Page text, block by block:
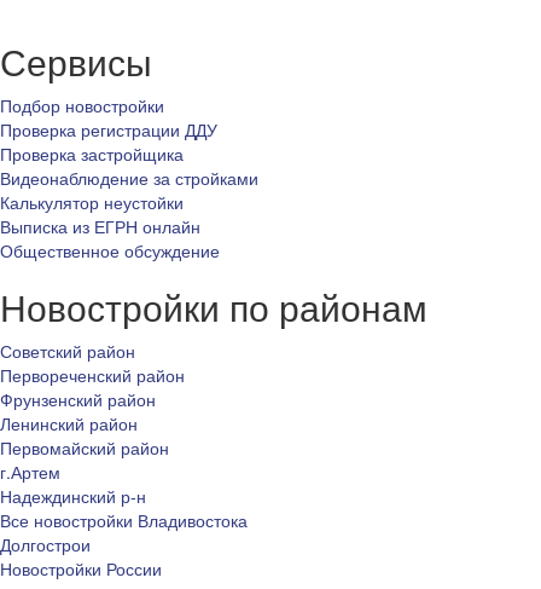
Сервисы
Подбор новостройки
Проверка регистрации ДДУ
Проверка застройщика
Видеонаблюдение за стройками
Калькулятор неустойки
Выписка из ЕГРН онлайн
Общественное обсуждение
Новостройки по районам
Советский район
Первореченский район
Фрунзенский район
Ленинский район
Первомайский район
г.Артем
Надеждинский р-н
Все новостройки Владивостока
Долгострои
Новостройки России